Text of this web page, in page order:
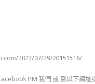
2022/07/29/20151516/
PM 我們 或 到以下網址